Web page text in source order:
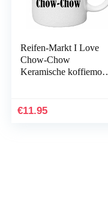
Reifen-Markt I Love
Chow-Chow
Keramische koffiemok
€11.95